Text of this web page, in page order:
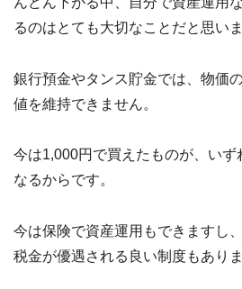
るのはとても大切なことだと思いま
銀行預金やタンス貯金では、物価
値を維持できません。
今は1,000円で買えたものが、いず
なるからです。
今は保険で資産運用もできますし
税金が優遇される良い制度もありま